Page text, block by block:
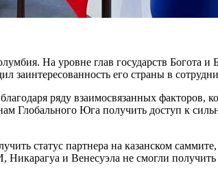
На уровне глав государств
заинтересованность его страны в
ряду взаимосвязанных факторов,
Глобального Юга получить доступ к
статус партнера на казанском
и Венесуэла не смогли